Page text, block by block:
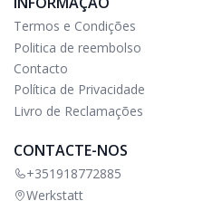
Termos e Condições
Politica de reembolso
Contacto
Política de Privacidade
Livro de Reclamações
CONTACTE-NOS
+351918772885
Werkstatt